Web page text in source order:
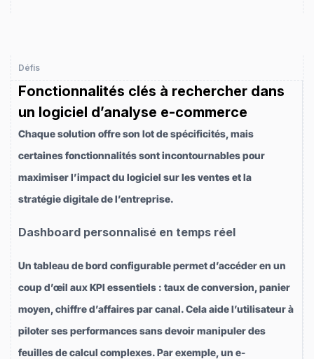
Défis
Fonctionnalités clés à rechercher dans
un logiciel d’analyse e-commerce
Chaque solution offre son lot de spécificités, mais
certaines fonctionnalités sont incontournables pour
maximiser l’impact du logiciel sur les ventes et la
stratégie digitale de l’entreprise.
Dashboard personnalisé en temps réel
Un tableau de bord configurable permet d’accéder en un
coup d’œil aux KPI essentiels : taux de conversion, panier
moyen, chiffre d’affaires par canal. Cela aide l’utilisateur à
piloter ses performances sans devoir manipuler des
feuilles de calcul complexes. Par exemple, un e-